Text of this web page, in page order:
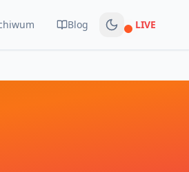
Blog Na żywo
LIVE